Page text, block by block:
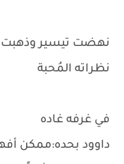
نهضت تيسير وذهبت
نظراته المُحبة
في غرفه غاده
داوود بحده:ممكن